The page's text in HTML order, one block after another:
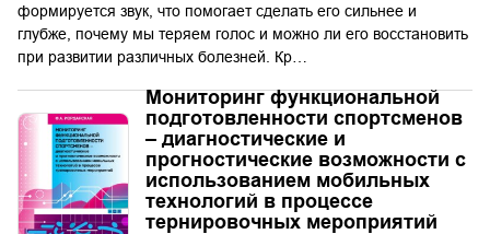
формируется звук, что помогает сделать его сильнее и
глубже, почему мы теряем голос и можно ли его восстановить
при развитии различных болезней. Кр…
Мониторинг функциональной
подготовленности спортсменов
– диагностические и
прогностические возможности с
использованием мобильных
технологий в процессе
тернировочных мероприятий